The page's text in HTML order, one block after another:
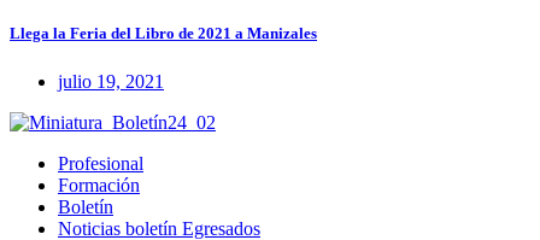
Llega la Feria del Libro de 2021 a Manizales
julio 19, 2021
Profesional
Formación
Boletín
Noticias boletín Egresados